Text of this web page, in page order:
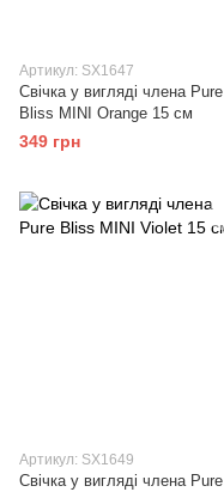
Артикул: SX1647
Свічка у вигляді члена Pure
Bliss MINI Orange 15 см
349 грн
Артикул: SX1649
Свічка у вигляді члена Pure